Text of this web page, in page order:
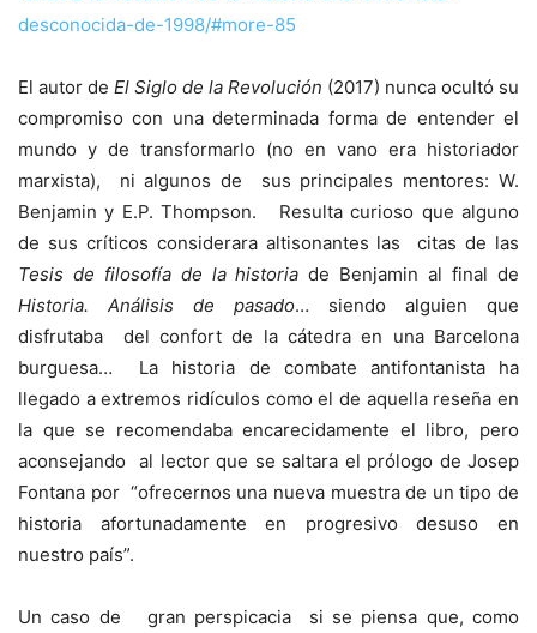
desconocida-de-1998/#more-85
El autor de El Siglo de la Revolución (2017) nunca ocultó su
compromiso con una determinada forma de entender el
mundo y de transformarlo (no en vano era historiador
marxista), ni algunos de sus principales mentores: W.
Benjamin y E.P. Thompson. Resulta curioso que alguno
de sus críticos considerara altisonantes las citas de las
Tesis de filosofía de la historia de Benjamin al final de
Historia. Análisis de pasado… siendo alguien que
disfrutaba del confort de la cátedra en una Barcelona
burguesa… La historia de combate antifontanista ha
llegado a extremos ridículos como el de aquella reseña en
la que se recomendaba encarecidamente el libro, pero
aconsejando al lector que se saltara el prólogo de Josep
Fontana por “ofrecernos una nueva muestra de un tipo de
historia afortunadamente en progresivo desuso en
nuestro país”.
Un caso de gran perspicacia si se piensa que, como